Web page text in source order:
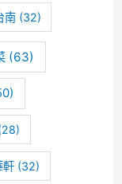
南(32)
(63)
軒 (32)